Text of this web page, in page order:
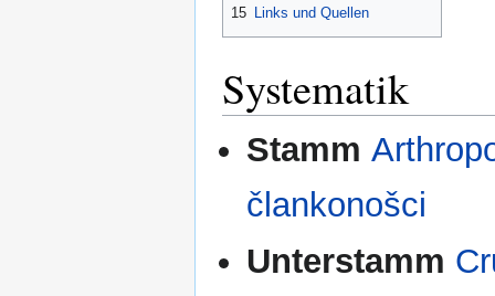
15 Links und Quellen
Systematik
Stamm
člankonošci
Unterstamm